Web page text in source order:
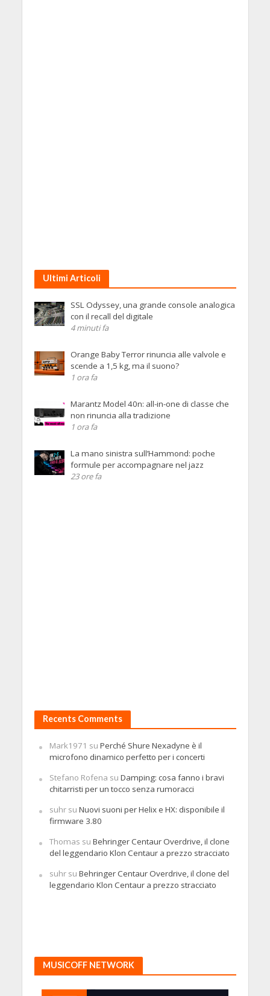
Ultimi Articoli
SSL Odyssey, una grande console analogica
con il recall del digitale
4 minuti fa
Orange Baby Terror rinuncia alle valvole e
scende a 1,5 kg, ma il suono?
1 ora fa
Marantz Model 40n: all-in-one di classe che
non rinuncia alla tradizione
1 ora fa
La mano sinistra sull’Hammond: poche
formule per accompagnare nel jazz
23 ore fa
Recents Comments
Mark1971 su Perché Shure Nexadyne è il
microfono dinamico perfetto per i concerti
Stefano Rofena su Damping: cosa fanno i bravi
chitarristi per un tocco senza rumoracci
suhrsu Nuovi suoni per Helix e HX: disponibile il
firmware 3.80
Thomas su Behringer Centaur Overdrive, il clone
del leggendario Klon Centaur a prezzo stracciato
suhrsu Behringer Centaur Overdrive, il clone del
leggendario Klon Centaur a prezzo stracciato
MUSICOFF NETWORK